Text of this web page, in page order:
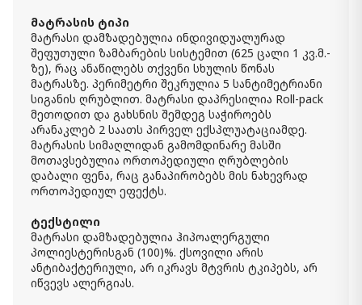
ორთოპედიული Roll pack Euro Top
900.00 ₾
800.00 ₾
Item: HTD3211
მატრასი Linda (180x200) -
ნახევრად ორთოპედიული Roll
pack
1 200.00 ₾
900.00 ₾
Item: HTD3742
საწოლი სათავსოთი Cotton ZERO
ვერცხლისფერი 180x200
2 850.00 ₾
2 280.00 ₾
მატრასის ტიპი
მატრასი დამზადებულია ინდივიდუალურად
შეფუთული ზამბარების სისტემით (625 ცალი 1 კვ.მ.-
ზე), რაც ანაწილებს თქვენი სხულის წონას
მატრასზე. პერიმეტრი შეკრულია 5 სანტიმეტრიანი
სიგანის ღრუბლით. მატრასი დაპრესილია Roll-pack
მეთოდით და გახსნის შემდეგ საჭიროებს
არანაკლებ 2 საათს პირველ ექსპლუატაციამდე.
მატრასის სიმაღლიდან გამომდინარე მასში
მოთავსებულია ორთოპედიული ღრუბლების
დაბალი ფენა, რაც განაპირობებს მის ნახევრად
ორთოპედიულ ეფექტს.
ტექსტილი
მატრასი დამზადებულია ჰიპოალერგული
პოლიესტერისგან (100)%. ქსოვილი არის
ანტიბაქტერიული, არ იკრავს მტვრის ტკიპებს, არ
იწვევს ალერგიას.